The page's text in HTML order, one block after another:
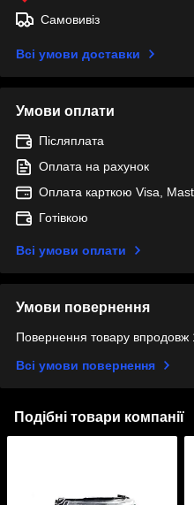
Самовивіз
Всі умови доставки
Умови оплати
Післяплата
Оплата на рахунок
Оплата карткою Visa,
Готівкою
Всі умови оплати
Умови повернення
Повернення товару впродовж
Всі умови повернення
Подібні товари компанії